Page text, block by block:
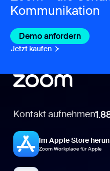
Kommunikation
Demo anfordern
Jetzt kaufen
Kontakt aufnehmen
Im Apple Store
Zoom Workplace für Apple